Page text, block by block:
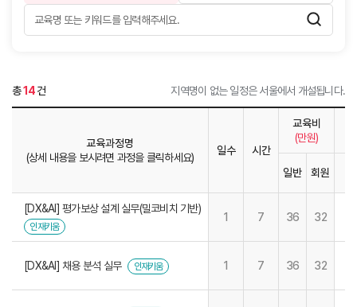
총14건 지역명이 없는 일정은 서울에서 개설됩니다.
교육과정명
(상세 내용을 보시려면 과정을 클릭하세요)
일수 시간
교육비
(만원)
일반 회원
[DX&AI] 평가보상 설계 실무(밀코비치 기반)
인재키움
1 7 36 32
[DX&AI] 채용 분석 실무 인재키움 1 7 36 32